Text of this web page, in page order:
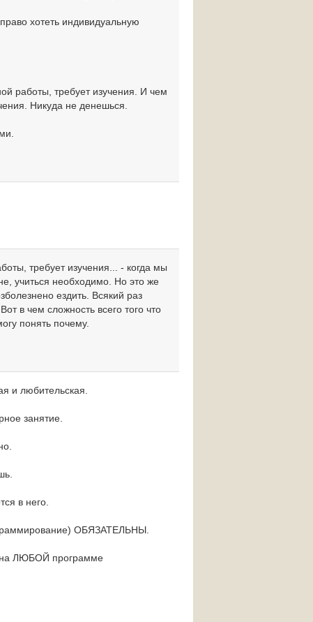
хотеть индивидуальную
работы, требует изучения. И чем
Никуда не денешься.
требует изучения... - когда мы
учиться необходимо. Но это же
ездить. Всякий раз
в чем сложность всего того что
понять почему.
и любительская.
занятие.
в него.
ОБЯЗАТЕЛЬНЫ.
на ЛЮБОЙ программе